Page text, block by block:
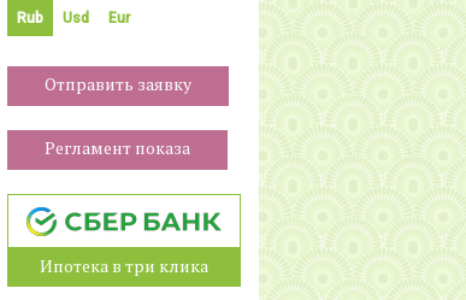
Rub Usd Eur
Отправить заявку
Регламент показа
Ипотека в три клика